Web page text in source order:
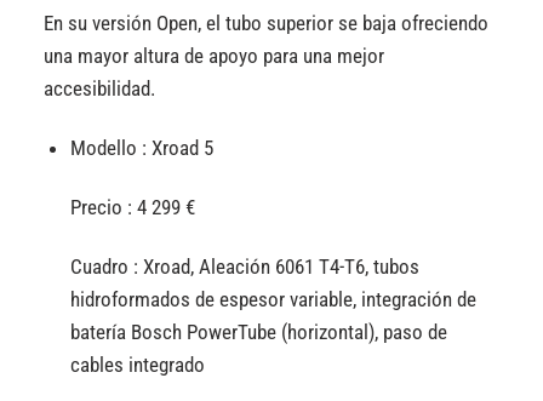
En su versión Open, el tubo superior se baja ofreciendo
una mayor altura de apoyo para una mejor
accesibilidad.
Modello :Xroad 5
Precio :4 299 €
Cuadro :Xroad, Aleación 6061 T4-T6, tubos
hidroformados de espesor variable, integración de
batería Bosch PowerTube (horizontal), paso de
cables integrado